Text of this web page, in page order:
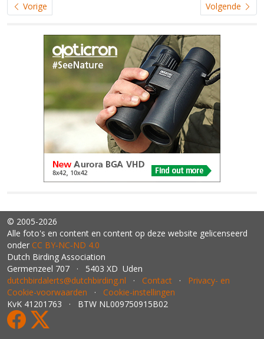
Vorige Volgende
© 2005-2026
Alle foto's en content en content op deze website gelicenseerd
onder CC BY‑NC‑ND 4.0
Dutch Birding Association
Germenzeel 707 · 5403 XD Uden
dutchbirdalerts@dutchbirding.nl · Contact · Privacy- en
Cookie-voorwaarden · Cookie-instellingen
KvK 41201763 · BTW NL009750915B02